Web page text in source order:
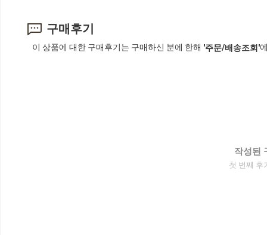
구매후기
이 상품에 대한 구매후기는 구매하신 분에 한해 '주문/배송조회'
작성된
첫 번째 후